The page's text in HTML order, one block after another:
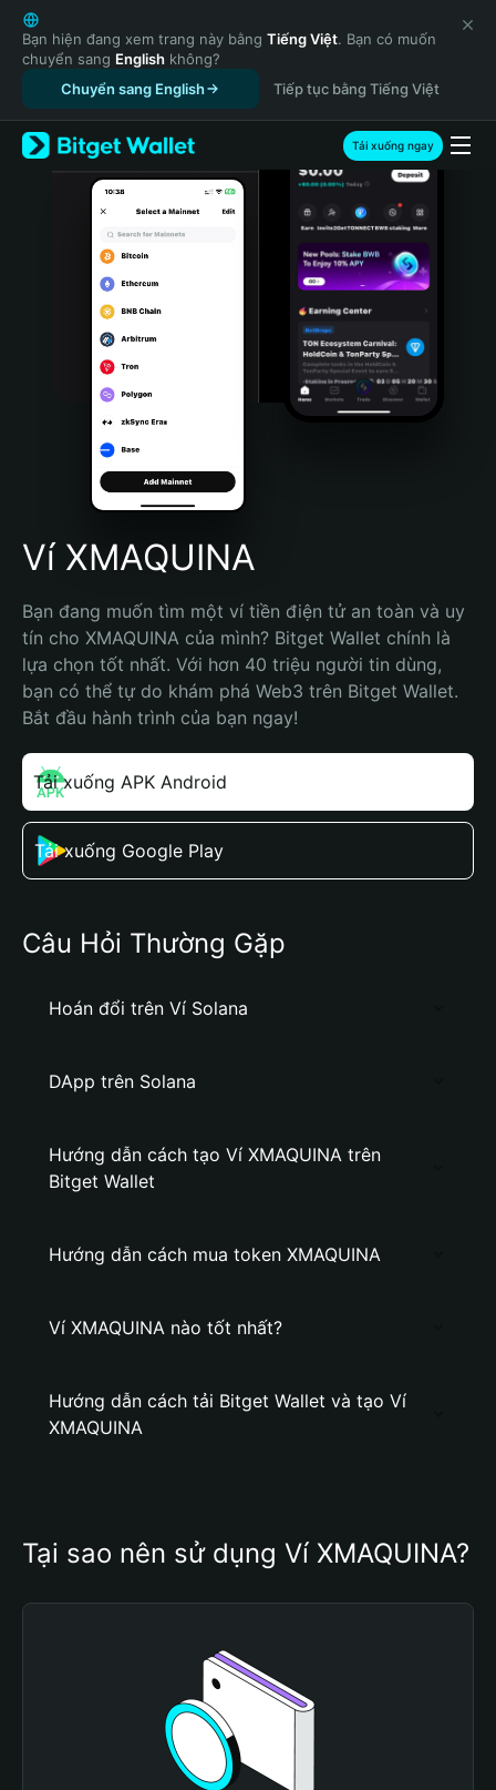
English
日本語
Tiếng Việt
Русский
Español (Latinoamérica)
Türkçe
Italiano
Português (Portugal)
Bahasa Indonesia
Português (Brasil)
Español (Argentina)
Bạn hiện đang xem trang này bằng Tiếng Việt. Bạn có muốn
chuyển sang English không?
Chuyển sang English
Tiếp tục bằng Tiếng Việt
Tải xuống ngay
Ví XMAQUINA
Bạn đang muốn tìm một ví tiền điện tử an toàn và uy
tín cho XMAQUINA của mình? Bitget Wallet chính là
lựa chọn tốt nhất. Với hơn 40 triệu người tin dùng,
bạn có thể tự do khám phá Web3 trên Bitget Wallet.
Bắt đầu hành trình của bạn ngay!
Tải xuống APK Android
Tải xuống Google Play
Câu Hỏi Thường Gặp
Hoán đổi trên Ví Solana
DApp trên Solana
Hướng dẫn cách tạo Ví XMAQUINA trên
Bitget Wallet
Hướng dẫn cách mua token XMAQUINA
Ví XMAQUINA nào tốt nhất?
Hướng dẫn cách tải Bitget Wallet và tạo Ví
XMAQUINA
Tại sao nên sử dụng Ví XMAQUINA?